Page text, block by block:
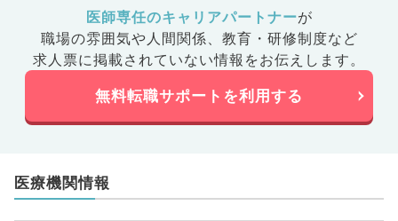
医師専任のキャリアパートナーが
職場の雰囲気や人間関係、 教育・研修制度など
求人票に掲載されていない情報をお伝えします。
無料転職サポートを利用する
医療機関情報